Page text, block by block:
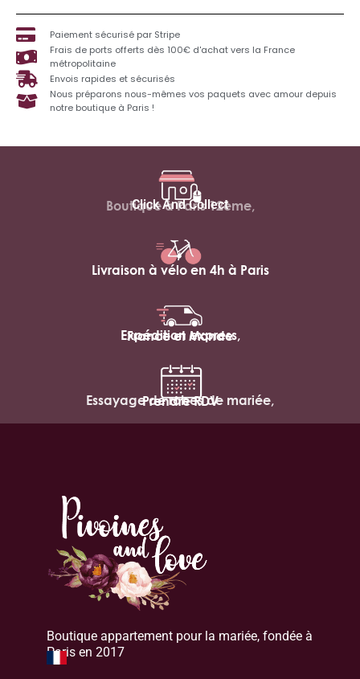
Paiement sécurisé par Stripe
Frais de ports offerts dès 100€ d'achat vers la France
métropolitaine
Envois rapides et sécurisés
Nous préparons nous-mêmes vos paquets avec amour depuis
notre boutique à Paris !
Click And Collect
Boutique à Paris 12ème,
Livraison à vélo en 4h à Paris
Expédition express,
France et Monde
Essayage de robes de mariée,
Prendre RDV
Boutique appartement pour la mariée, fondée à
Paris en 2017